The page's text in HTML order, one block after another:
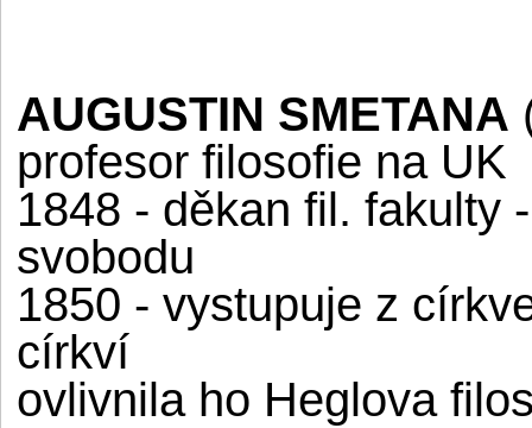
AUGUSTIN SMETANA
profesor filosofie na UK
1848 - děkan fil. fakulty
svobodu
1850 - vystupuje z
církví
ovlivnila ho Heglova